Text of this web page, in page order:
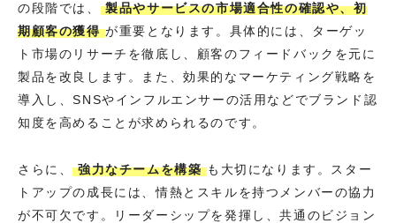
の段階では、 製品やサービスの市場適合性の確認や、初
期顧客の獲得が重要となります。具体的には、ターゲッ
ト市場のリサーチを徹底し、顧客のフィードバックを元に
製品を改良します。また、効果的なマーケティング戦略を
導入し、SNSやインフルエンサーの活用などでブランド認
知度を高めることが求められるのです。
さらに、強力なチームを構築も大切になります。スター
トアップの成長には、情熱とスキルを持つメンバーの協力
が不可欠です。リーダーシップを発揮し、共通のビジョン